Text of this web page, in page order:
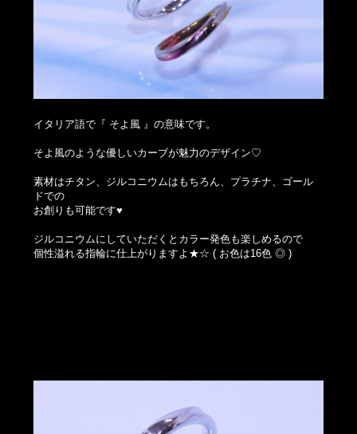
イタリア語で『 そよ風 』の意味です。
そよ風のような優しいカーブが魅力のデザイン♡
素材はチタン、ジルコニウムはもちろん、プラチナ、ゴール
ドでの
お創りも可能です♥
ジルコニウムにしていただくとカラー発色も楽しめるので
個性溢れる指輪に仕上がりますよ★☆ ( お色は16色 ◎ )